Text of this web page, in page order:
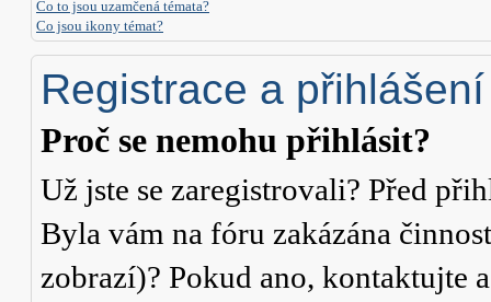
Co to jsou uzamčená témata?
Co jsou ikony témat?
Registrace a přihlášení
Proč se nemohu přihlásit?
Už jste se zaregistrovali? Před
Byla vám na fóru zakázána
zobrazí)? Pokud ano, kontaktujte